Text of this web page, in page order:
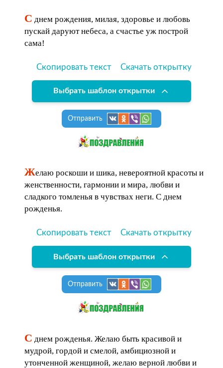
С днем рождения, милая, здоровье и любовь
пускай даруют небеса, а счастье уж построй
сама!
Скопировать текст Скачать открытку
Выбрать шаблон открытки
Отправить
Желаю роскоши и шика, невероятной красоты и
женственности, гармонии и мира, любви и
сладкого томленья в чувствах неги. С днем
рожденья.
Скопировать текст Скачать открытку
Выбрать шаблон открытки
Отправить
С днем рожденья. Желаю быть красивой и
мудрой, гордой и смелой, амбициозной и
утонченной женщиной, желаю верной любви и